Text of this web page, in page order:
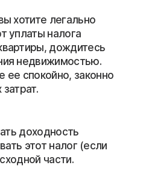
хотите легально
уплаты налога
дождитесь
недвижимостью.
ее спокойно, законно
доходность
этот налог (если
части.